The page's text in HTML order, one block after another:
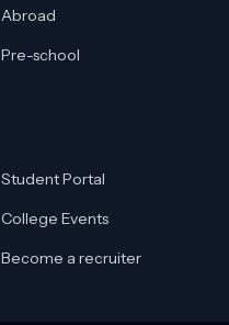
Abroad
Pre-school
Student Portal
College Events
Become a recruiter